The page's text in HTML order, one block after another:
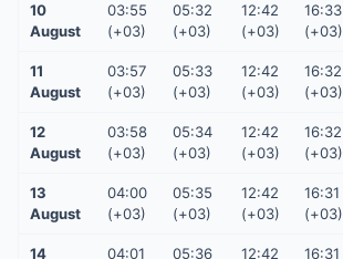
10
August
03:55
(+03)
05:32
(+03)
12:42
(+03)
16:33
(+03)
11
August
03:57
(+03)
05:33
(+03)
12:42
(+03)
16:32
(+03)
12
August
03:58
(+03)
05:34
(+03)
12:42
(+03)
16:32
(+03)
13
August
04:00
(+03)
05:35
(+03)
12:42
(+03)
16:31
(+03)
14
04:01
05:36
12:42
16:31